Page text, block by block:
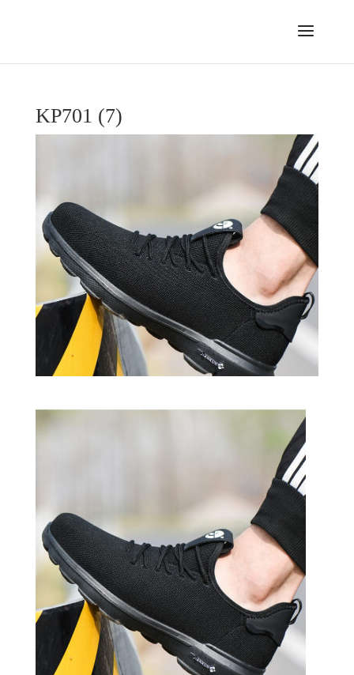
KP701 (7)